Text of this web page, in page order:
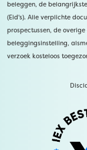
beleggen, de
(Eid's). Alle verplichte
prospectussen, de
beleggingsinstelling,
verzoek kosteloos